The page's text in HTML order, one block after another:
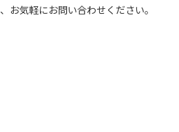
お気軽にお問い合わせください。